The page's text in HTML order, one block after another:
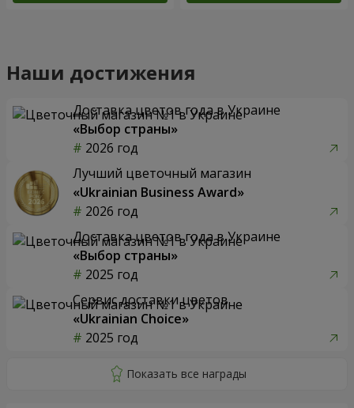
Наши достижения
Доставка цветов года в Украине
«Выбор страны»
2026 год
Лучший цветочный магазин
«Ukrainian Business Award»
2026 год
Доставка цветов года в Украине
«Выбор страны»
2025 год
Сервис доставки цветов
«Ukrainian Choice»
2025 год